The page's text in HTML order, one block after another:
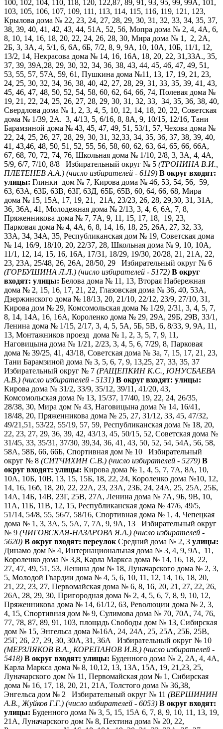
100, 102, 104, 110, 118, 120, 122,87, 89, 91, 93, 95, 99, 99А, 101,
103, 105, 106, 107, 109, 111, 113, 114, 115, 116, 119, 121, 123,
Крылова дома № 22, 23, 24, 27, 28, 29, 30, 31, 32, 33, 34, 35, 37,
38, 39, 40, 41, 42, 43, 44, 51А, 52, 56, Мопра дома № 2, 4, 4А, 6,
8, 10, 14, 16, 18, 20, 22, 24, 26, 28, 30, Мира дома № 1, 2, 2А,
2Б, 3, 3А, 4, 5/1, 6, 6А, 6Б, 7/2, 8, 9, 9А, 10, 10А, 10Б, 11/1, 12,
13/2, 14, Некрасова дома № 14, 16, 16А, 18, 20, 22, 31,33А., 35,
37, 39, 39А,28, 29, 30, 32, 34, 36, 38, 43, 44, 45, 46, 47, 49, 51,
53, 55, 57, 57А, 59, 61, Пушкина дома №11, 13, 17, 19, 21, 23,
24, 25, 30, 32, 34, 36, 38, 40, 42, 27, 28, 29, 31, 33, 35, 39, 41, 43,
45, 46, 47, 48, 50, 52, 54, 58, 60, 62, 64, 66, 74, Полевая дома №
19, 21, 22, 24, 25, 26, 27, 28, 29, 30, 31, 32, 33, 34, 35, 36, 38, 40,
Свердлова дома № 1, 2, 3, 4, 5, 10, 12, 14, 18, 20, 22, Советская
дома № 1/39, 2А. 3, 4/13, 5, 6/16, 8, 8А, 9, 10/15, 12/16, Тани
Барамзиной дома № 43, 45, 47, 49, 51, 53/1, 57, Чехова дома №
22, 24, 25, 26, 27, 28, 29, 30, 31, 32,33, 34, 35, 36, 37, 38, 39, 40,
41, 43,46, 48, 50, 51, 52, 55, 56, 58, 60, 62, 63, 64, 65, 66, 66А,
67, 68, 70, 72, 74, 76, Школьная дома № 1/10, 2/8, 3, 3А, 4, 4А,
5/9, 6/7, 7/10, 8/8 Избирательный округ № 5 (ТРОНИНА В.И.,
ПЛЕТЕНЕВ А.А.) (число избирателей - 6119) В округ входят:
улицы: Глинки дом № 7, Кирова дома № 46, 53, 54, 56, 59,
63, 63А, 63Б, 63В, 63Г, 63Д, 65Б, 65В, 60, 64, 66, 68, Мира
дома № 15, 15А, 17, 19, 21, 21А, 23/23, 26, 28, 29,30, 31, 31А,
36, 36А, 41, Молодежная дома № 2/13, 3, 4, 6, 6А, 7, 8,
Пряженникова дома № 7, 7А, 9, 11, 15, 17, 18, 19, 23,
Парковая дома № 4, 4А, 6, 8, 14, 16, 18, 25, 26А, 27, 32, 33,
33А, 34, 34А, 35, Республиканская дом № 19, Советская дома
№ 14, 16/9, 18/10, 20, 22/37, 28, Школьная дома № 9, 10, 10А,
11/1, 12, 14, 15, 16, 16А, 17/31, 18/29, 19/30, 20/28, 21, 21А, 22,
23, 23А, 25/48, 26, 26А, 28/50, 29 Избирательный округ № 6
(ГОРБУШИНА Л.Л.) (число избирателей - 5172) В округ
входят: улицы: Белова дома № 11, 13, Вторая Набережная
дома № 2, 15, 16, 17, 21, 22, Глазовская дома № 36, 40, 53А,
Дзержинского дома № 18/13, 20, 21/10, 22/12, 23/9, 27/10, 31,
Кирова дом № 29, Комсомольская дома № 1/29, 2/31, 3, 4, 5, 7,
8, 14, 14А, 16, 16А, Короленко дома № 29, 29А, 29Б, 29В, 33/1,
Ленина дома № 1/15, 2/17, 3, 4, 5, 5А, 5Б, 5В, 6, 8/33, 9, 9А, 11,
13, Монтажников проезд дома № 1, 2, 3, 5, 7, 9, 11,
Наговицына дома № 1/21, 2/23, 3, 4, 5, 6, 7/29, 8, Парковая
дома № 39/25, 41, 43/18, Советская дома № 3а, 7, 15, 17, 21, 23,
Тани Барамзиной дома № 3, 5, 6, 7, 9, 13,25, 27, 33, 35, 37
Избирательный округ № 7 (РАЩЕПКИН К.С., ЮНУСБАЕВА
А.В.) (число избирателей - 5131) В округ входят: улицы:
Кирова дома № 31/2, 33/9, 35/12, 39/11, 41/20, 43,
Комсомольская дома № 13, 15/37, 17/40, 19, 22, 24, 26/35,
28/38, 30, Мира дом № 43, Наговицына дома № 14, 16/41,
18/48, 20, Пряженникова дома № 25, 27, 31/12, 33, 45, 47/32,
49/21,51, 53/22, 55/19, 57, 59, Республиканская дома № 18, 20,
22, 23, 27, 29, 36, 39, 42, 43/13, 45, 50/15, 52, Советская дома №
31/45, 33, 35/31, 37/30, 39,34, 36, 41, 43, 50, 52, 54, 54А, 56, 58,
58А, 58Б, 66, 66Б, Спортивная дом № 10 Избирательный
округ № 8 (СИТЧИХИН С.В.) (число избирателей - 5279) В
округ входят: улицы: Кирова дома № 1, 4, 5, 7, 7А, 8А, 10,
10А, 10Б, 10В, 13, 15, 15Б, 18, 22, 24, Короленко дома №10, 12,
14, 16, 16б, 18, 20, 22, 22А, 23, 23А, 23Б, 24, 24А, 25, 25А, 25Б,
14А, 14Б, 14В, 23Г, 25В, 27А, Ленина дома № 7А, 9Б, 9В, 10,
11А, 11Б, 11В, 12, 15, Республиканская дома № 47/6, 49/5,
51/14, 54/8, 55, 56/7, 58/16, Спортивная дома № 1, 4, Чепецкая
дома № 1, 3, 3А, 5, 5А, 7, 7А, 9, 9А, 13 Избирательный округ
№ 9 (ЧИГОВСКАЯ-НАЗАРОВА Я.А.) (число избирателей -
5620) В округ входят: переулокСредний дома № 2, 3 улицы:
Динамо дом № 4, Интернациональная дома № 3, 4, 9, 9А, 11,
Короленко дома № 3,8, Карла Маркса дома № 14, 16, 18, 22,
27, 47, 49, 51, 53, Ленина дом № 18, Луначарского дома № 2, 3,
5, Молодой Гвардии дома № 4, 5, 6, 10, 11, 12, 14, 16, 18, 20,
21, 22, 23, 27, Первомайская дома № 6, 8, 16, 20, 21, 27, 22, 26,
26А, 28, 29, 30, Пригородная дома № 2, 4, 5, 6, 7, 8, 9, 10, 12,
Пряженникова дома № 14, 61/12, 63, Революции дома № 2, 3,
4, 15, Спортивная дом № 9, Сулимова дома № 70, 70А, 74, 76,
77, 78, 87, 89, 91, 103, площадь Свободы дом № 13, Сибирская
дом № 15, Энгельса дома №16А, 24, 24А, 25, 25А, 25Б, 25В,
25Г, 26, 27, 29, 30, 30А, 31, 36А Избирательный округ № 10
(МЕРЗЛЯКОВ В.А., КОРЕПАНОВ И.В.) (число избирателей -
5418) В округ входят: улицы: Буденного дома № 2, 2А, 4, 4А,
Карла Маркса дома № 8, 10,12, 13, 13А, 15А, 19, 21,23, 25,
Луначарского дом № 11, Первомайская дом № 1, Сибирская
дома № 16, 17, 18, 20, 21, 21А, Толстого дома № 36,38,
Энгельса дом № 2 Избирательный округ № 11 (ВЕРШИНИН
А.В., Жуйков Г.Г.) (число избирателей - 6053) В округ входят:
улицы: Буденного дома № 3, 5, 15, 15А 6, 7, 8, 9, 10, 11, 13, 19,
21А, Луначарского дом № 8, Пехтина дома № 20, 22,